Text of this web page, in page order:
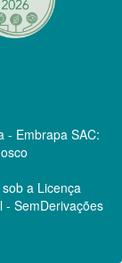
- Embrapa SAC:
a Licença
SemDerivações